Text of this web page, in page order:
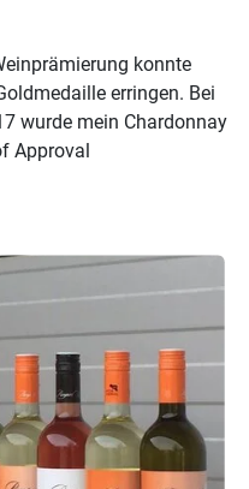
konnte
erringen. Bei
wurde mein Chardonnay
Approval